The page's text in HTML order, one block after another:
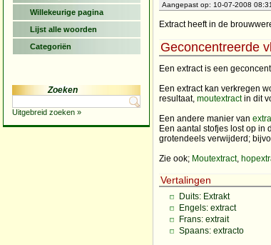
Willekeurige pagina
Lijst alle woorden
Categoriën
Zoeken
Uitgebreid zoeken »
Aangepast op: 10-07-2008
Extract heeft in de
Geconcentreerde
Een extract is een
Een extract kan verkregen
resultaat, moutextractin dit
Een andere manier van
Een aantal stofjes lost op in
grotendeels verwijderd;
Zie ook; Moutextract,
Vertalingen
Duits: Extrakt
Engels: extract
Frans: extrait
Spaans: extracto